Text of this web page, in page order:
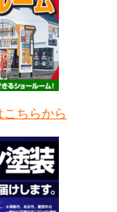
ちらから